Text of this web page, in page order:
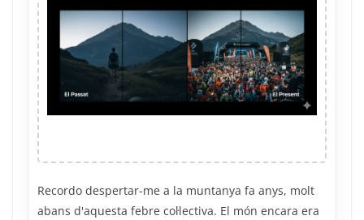
Recordo despertar-me a la muntanya fa anys, molt
abans d'aquesta febre col·lectiva. El món encara era